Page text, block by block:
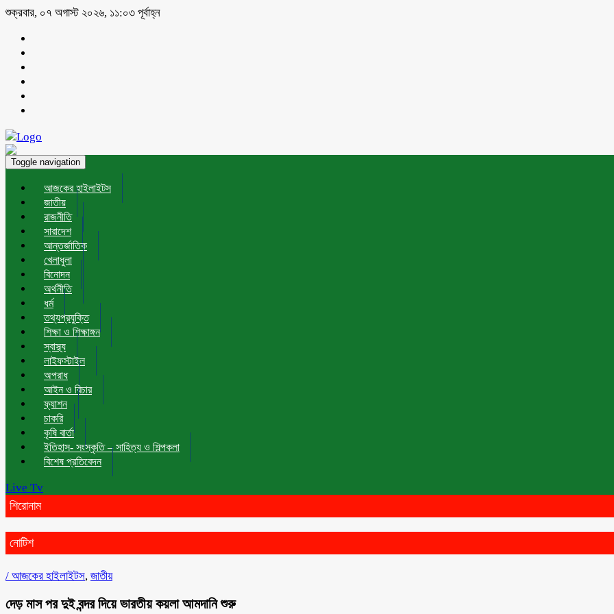
শুক্রবার, ০৭ অগাস্ট ২০২৬, ১১:০৩ পূর্বাহ্ন
Toggle navigation
আজকের হাইলাইটস
জাতীয়
রাজনীতি
সারাদেশ
আন্তর্জাতিক
খেলাধুলা
বিনোদন
অর্থনীতি
ধর্ম
তথ্যপ্রযুক্তি
শিক্ষা ও শিক্ষাঙ্গন
স্বাস্থ্য
লাইফস্টাইল
অপরাধ
আইন ও বিচার
ফ্যাশন
চাকরি
কৃষি বার্তা
ইতিহাস- সংস্কৃতি – সাহিত্য ও শিল্পকলা
বিশেষ প্রতিবেদন
Live Tv
শিরোনাম
নোটিশ
/ আজকের হাইলাইটস, জাতীয়
দেড় মাস পর দুই বন্দর দিয়ে ভারতীয় কয়লা আমদানি শুরু